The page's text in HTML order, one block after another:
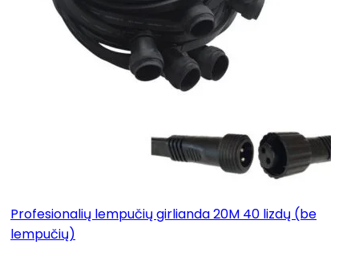
Profesionalių lempučių girlianda 20M 40 lizdų (be
lempučių)